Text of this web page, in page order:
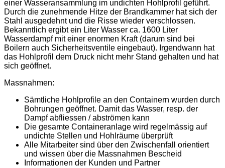
einer Wasseransammlung im undichten Hohlprofil geführt.
Durch die zunehmende Hitze der Brandkammer hat sich der
Stahl ausgedehnt und die Risse wieder verschlossen.
Bekanntlich ergibt ein Liter Wasser ca. 1600 Liter
Wasserdampf mit einer enormen Kraft (darum sind bei
Boilern auch Sicherheitsventile eingebaut). Irgendwann hat
das Hohlprofil dem Druck nicht mehr Stand gehalten und hat
sich geöffnet.
Massnahmen:
Sämtliche Hohlprofile an den Containern wurden durch
Bohrungen geöffnet. Damit das Wasser, resp. der
Dampf abfliessen / abströmen kann
Die gesamte Containeranlage wird regelmässig auf
undichte Stellen und Hohlräume überprüft
Alle Mitarbeiter sind über den Zwischenfall orientiert
und wissen über die Massnahmen Bescheid
Informationen der Kunden und Partner